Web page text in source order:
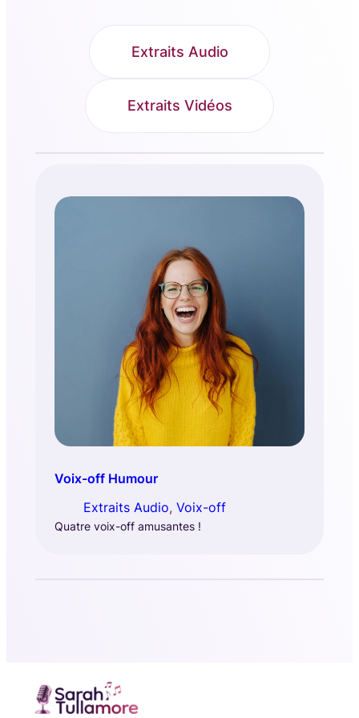
Extraits Audio
Extraits Vidéos
Voix-off Humour
Extraits Audio, Voix-off
Quatre voix-off amusantes !